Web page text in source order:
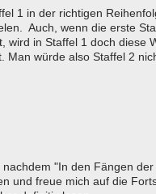
1 in der richtigen
Auch, wenn die erste
wird in Staffel 1 doch diese
Man würde also Staffel 2
"In den Fängen
und freue mich auf die